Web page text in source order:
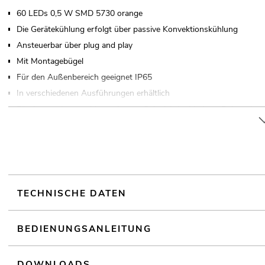
60 LEDs 0,5 W SMD 5730 orange
Die Gerätekühlung erfolgt über passive Konvektionskühlung
Ansteuerbar über plug and play
Mit Montagebügel
Für den Außenbereich geeignet IP65
In verschiedenen Ausführungen erhältlich
Für Anwendungsgebiete wie zum Beispiel: Architektur;
TECHNISCHE DATEN
BEDIENUNGSANLEITUNG